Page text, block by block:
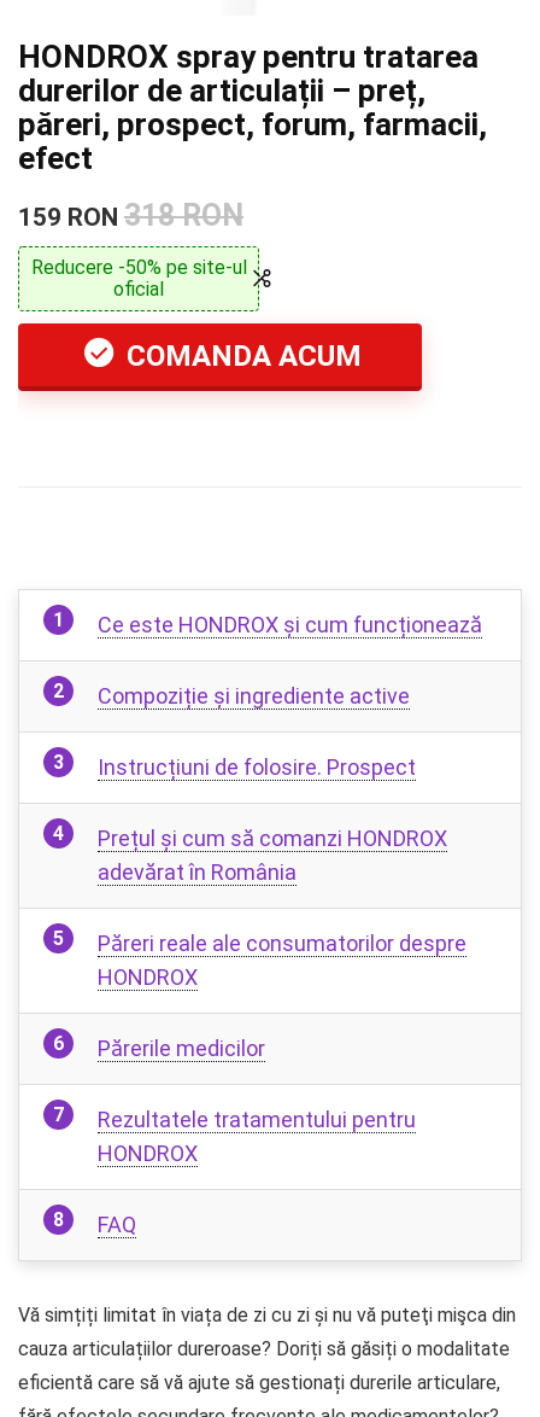
HONDROX spray pentru tratarea
durerilor de articulații – preț,
păreri, prospect, forum, farmacii,
efect
159 RON 318 RON
Reducere -50% pe site-ul
oficial
COMANDA ACUM
Ce este HONDROX și cum funcționează
Compoziție și ingrediente active
Instrucțiuni de folosire. Prospect
Prețul și cum să comanzi HONDROX
adevărat în România
Păreri reale ale consumatorilor despre
HONDROX
Părerile medicilor
Rezultatele tratamentului pentru
HONDROX
FAQ
Vă simțiți limitat în viața de zi cu zi și nu vă puteţi mişca din
cauza articulațiilor dureroase? Doriți să găsiți o modalitate
eficientă care să vă ajute să gestionați durerile articulare,